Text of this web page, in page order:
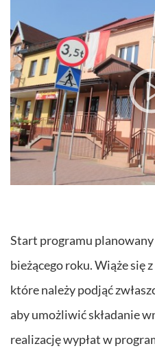
Start programu
bieżącego roku. Wiąże się
które należy podjąć
aby umożliwić składanie
realizację wypłat w